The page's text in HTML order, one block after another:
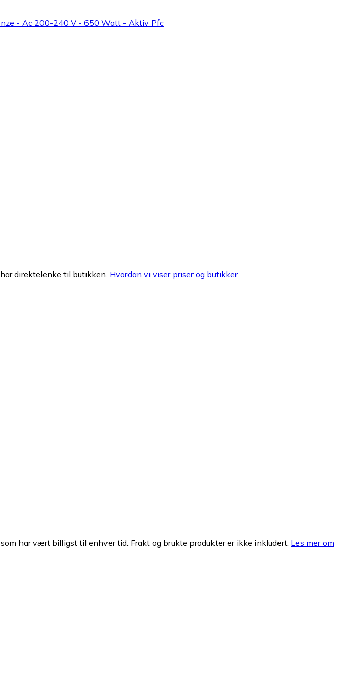
- Ac 200-240 V - 650 Watt - Aktiv Pfc
direktelenke til butikken. Hvordan vi viser priser og butikker.
har vært billigst til enhver tid. Frakt og brukte produkter er ikke inkludert. Les mer om